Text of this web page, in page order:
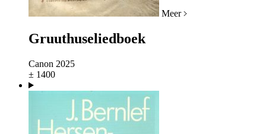
Meer
Gruuthuseliedboek
Canon 2025
± 1400